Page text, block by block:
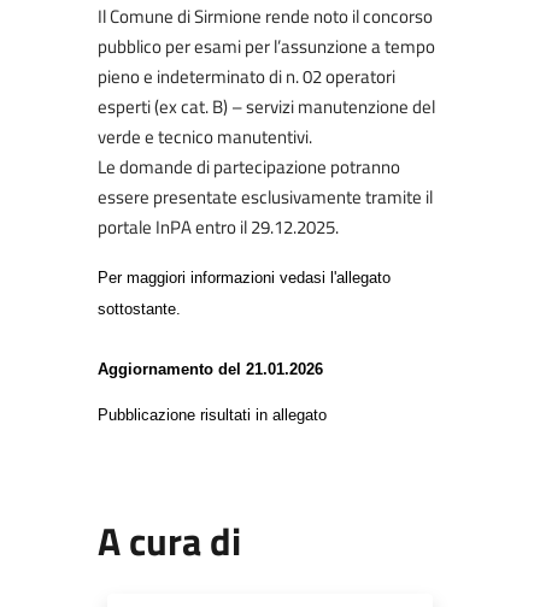
Il Comune di Sirmione rende noto il concorso
pubblico per esami per l’assunzione a tempo
pieno e indeterminato di n. 02 operatori
esperti (ex cat. B) – servizi manutenzione del
verde e tecnico manutentivi.
Le domande di partecipazione potranno
essere presentate esclusivamente tramite il
portale InPA entro il 29.12.2025.
Per maggiori informazioni vedasi l'allegato
sottostante.
Aggiornamento del 21.01.2026
Pubblicazione risultati in allegato
A cura di